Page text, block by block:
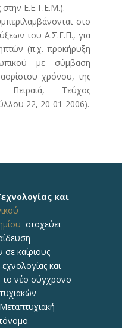
στην Ε.Ε.Τ.Ε.Μ.).
στο
του Α.Σ.Ε.Π., για
(π.χ. προκήρυξη
με σύμβαση
αορίστου χρόνου, της
Πειραιά, Τεύχος
22, 20-01-2006).
και
στοχεύει
καίριους
και
το νέο σύγχρονο